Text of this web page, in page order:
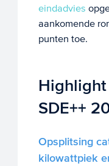
eindadvies
aankomende
punten toe.
SDE++
Opsplitsing
kilowattpiek